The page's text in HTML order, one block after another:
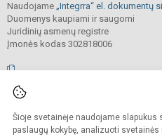
Šioje svetainėje naudojame
paslaugų kokybę, analizuoti
Naudojame „Integrra“ el. dokumentų
Duomenys kaupiami ir saugomi
Juridinių asmenų registre
Įmonės kodas 302818006
Kopijuoti, cituoti ar kitaip atvaizduoti
mokyklos vadovų